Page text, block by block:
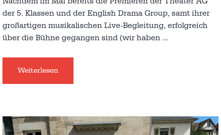
der 5. Klassen und der English Drama Group, samt ihrer
großartigen musikalischen Live-Begleitung, erfolgreich
über die Bühne gegangen sind (wir haben …
Weiterlesen